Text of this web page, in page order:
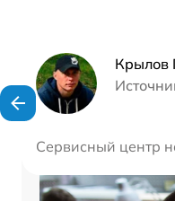
Крылов
Сервисный центр